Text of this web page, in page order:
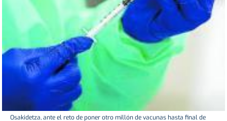
Osakidetza, ante el reto de poner otro millón de vacunas hasta final de